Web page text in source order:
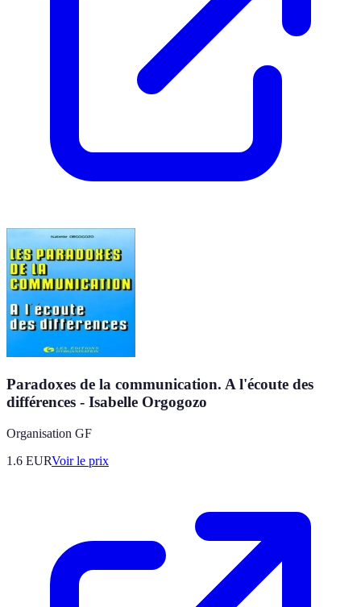
Paradoxes de la communication. A l'écoute des
différences - Isabelle Orgogozo
Organisation GF
1.6 EURVoir le prix